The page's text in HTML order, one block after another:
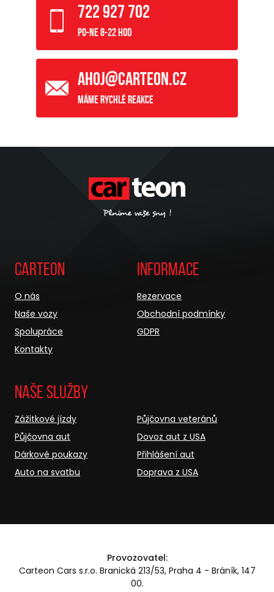
722 927 702
Po-Ne 8-22 hod
ahoj@carteon.cz
Máme rychlé reakce
Carteon
O nás
Naše vozy
Spolupráce
Kontakty
Informace
Rezervace
Obchodní podmínky
GDPR
Naše služby
Zážitkové jízdy
Půjčovna aut
Dárkové poukazy
Auto na svatbu
Půjčovna veteránů
Dovoz aut z USA
Přihlášení aut
Doprava z USA
Provozovatel:
Carteon Cars s.r.o. Branická 213/53, Praha 4 - Bráník, 147
00.